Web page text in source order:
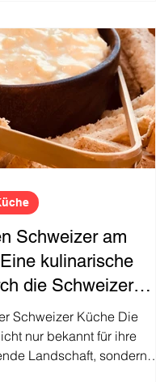
Schweizer am
kulinarische
die Schweizer
Schweizer Küche Die
nur bekannt für ihre
Landschaft, sondern